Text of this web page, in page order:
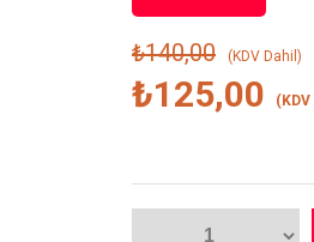
₺140,00 (KDV Dahil)
₺125,00 (KDV